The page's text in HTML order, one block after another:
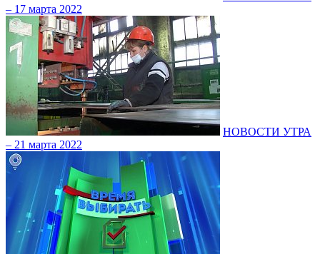
– 17 марта 2022
НОВОСТИ УТРА
– 21 марта 2022